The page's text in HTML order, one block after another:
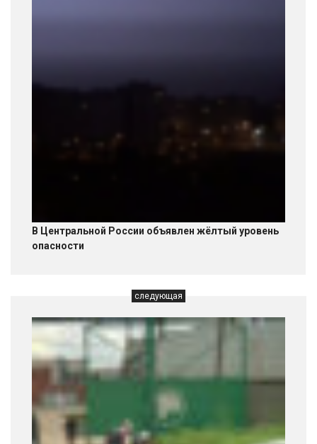
В Центральной России объявлен жёлтый уровень
опасности
следующая